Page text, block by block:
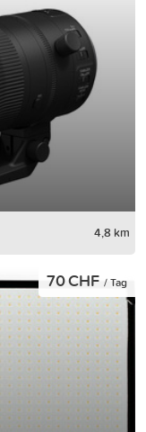
4,8 km
70 CHF / Tag